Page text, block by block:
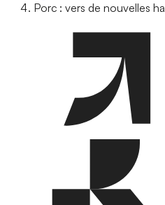
Porc : vers de nouvelles